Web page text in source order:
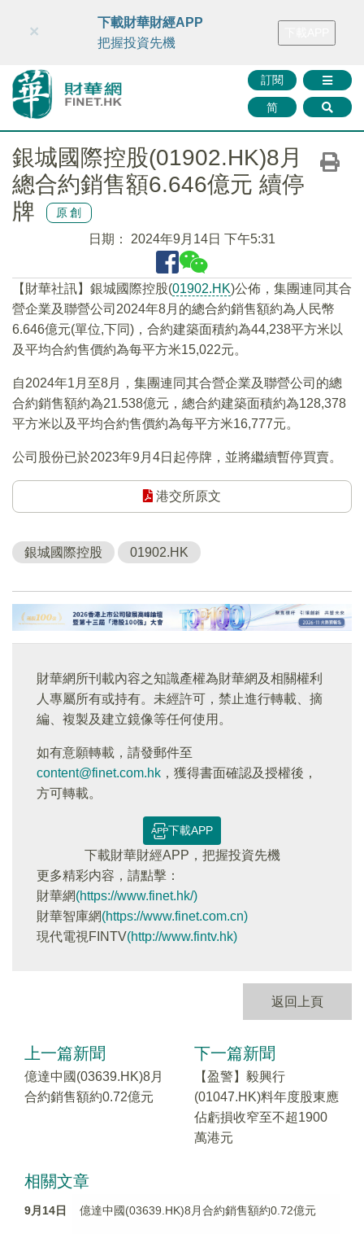
財華智庫網 FINTV FINMETA 財華證券 媒體矩陣
訂閱
简
×
下載財華財經APP
把握投資先機
銀城國際控股(01902.HK)8月
總合約銷售額6.646億元 續停
牌
原創
日期： 2024年9月14日 下午5:31
【財華社訊】銀城國際控股(01902.HK)公佈，集團連同其合
營企業及聯營公司2024年8月的總合約銷售額約為人民幣
6.646億元(單位,下同)，合約建築面積約為44,238平方米以
及平均合約售價約為每平方米15,022元。
自2024年1月至8月，集團連同其合營企業及聯營公司的總
合約銷售額約為21.538億元，總合約建築面積約為128,378
平方米以及平均合約售價約為每平方米16,777元。
公司股份已於2023年9月4日起停牌，並將繼續暫停買賣。
港交所原文
銀城國際控股 01902.HK
財華網所刊載內容之知識產權為財華網及相關權利
人專屬所有或持有。未經許可，禁止進行轉載、摘
編、複製及建立鏡像等任何使用。
如有意願轉載，請發郵件至
content@finet.com.hk ，獲得書面確認及授權後，
方可轉載。
下載APP
下載財華財經APP，把握投資先機
更多精彩内容，請點擊：
財華網(https://www.finet.hk/)
財華智庫網(https://www.finet.com.cn)
現代電視FINTV(http://www.fintv.hk)
返回上頁
上一篇新聞
億達中國(03639.HK)8月
合約銷售額約0.72億元
下一篇新聞
【盈警】毅興行
(01047.HK)料年度股東應
佔虧損收窄至不超1900
萬港元
相關文章
9月14日 億達中國(03639.HK)8月合約銷售額約0.72億元